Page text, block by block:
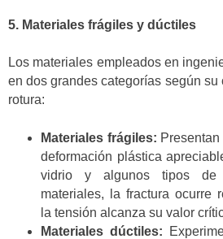
5. Materiales frágiles y dúctiles
Los materiales empleados en
en dos grandes categorías según su
rotura:
Materiales frágiles:
deformación plástica
vidrio y algunos tipos de
materiales, la fractura ocurre
la tensión alcanza su valor
Materiales dúctiles: